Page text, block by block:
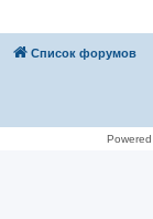
Список форумов